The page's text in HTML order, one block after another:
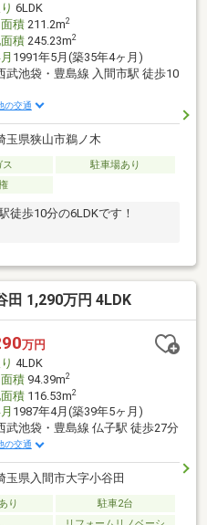
6LDK
積211.2m2
積245.23m2
1991年5月(築35年4ヶ月)
武池袋・豊島線 入間市駅 徒歩10
の交通
玉県狭山市鵜ノ木
駐車場あり
徒歩10分の6LDKです！
田 1,290万円 4LDK
万円
4LDK
積94.39m2
積116.53m2
1987年4月(築39年5ヶ月)
武池袋・豊島線 仏子駅 徒歩27分
の交通
玉県入間市大字小谷田
り 駐車2台